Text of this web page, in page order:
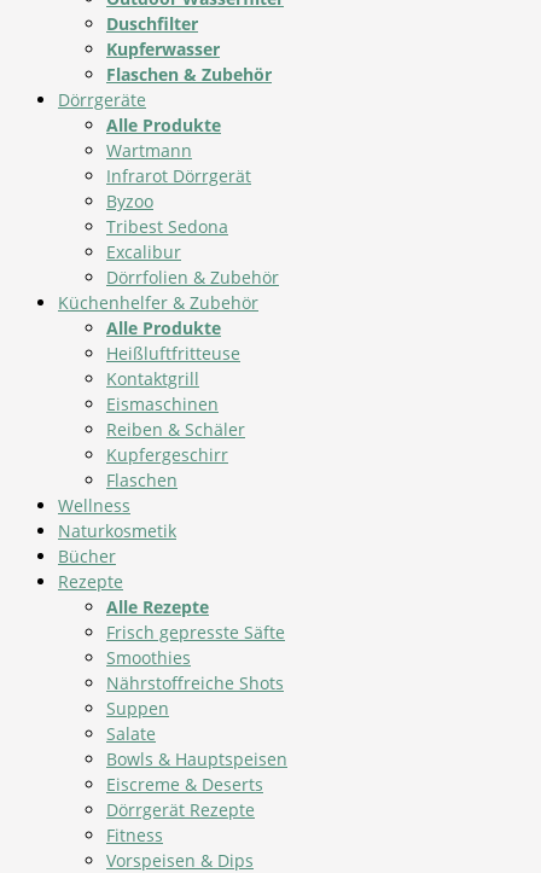
Duschfilter
Kupferwasser
Flaschen & Zubehör
Dörrgeräte
Alle Produkte
Wartmann
Infrarot Dörrgerät
Byzoo
Tribest Sedona
Excalibur
Dörrfolien & Zubehör
Küchenhelfer & Zubehör
Alle Produkte
Heißluftfritteuse
Kontaktgrill
Eismaschinen
Reiben & Schäler
Kupfergeschirr
Flaschen
Wellness
Naturkosmetik
Bücher
Rezepte
Alle Rezepte
Frisch gepresste Säfte
Smoothies
Nährstoffreiche Shots
Suppen
Salate
Bowls & Hauptspeisen
Eiscreme & Deserts
Dörrgerät Rezepte
Fitness
Vorspeisen & Dips